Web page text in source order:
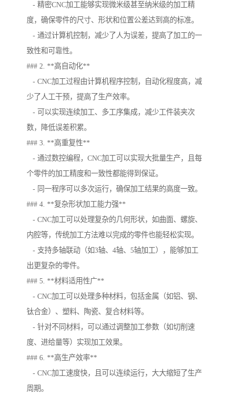
- 精密CNC加工能够实现微米级甚至纳米级的加工精
度，确保零件的尺寸、形状和位置公差达到高的标准。
- 通过计算机控制，减少了人为误差，提高了加工的一
致性和可靠性。
### 2. **高自动化**
- CNC加工过程由计算机程序控制，自动化程度高，减
少了人工干预，提高了生产效率。
- 可以实现连续加工、多工序集成，减少工件装夹次
数，降低误差积累。
### 3. **高重复性**
- 通过数控编程，CNC加工可以实现大批量生产，且每
个零件的加工精度和一致性都能得到保证。
- 同一程序可以多次运行，确保加工结果的高度一致。
### 4. **复杂形状加工能力强**
- CNC加工可以处理复杂的几何形状，如曲面、螺旋、
内腔等，传统加工方法难以完成的零件也能轻松实现。
- 支持多轴联动（如3轴、4轴、5轴加工），能够加工
出更复杂的零件。
### 5. **材料适用性广**
- CNC加工可以处理多种材料，包括金属（如铝、钢、
钛合金）、塑料、陶瓷、复合材料等。
- 针对不同材料，可以通过调整加工参数（如切削速
度、进给量等）实现加工效果。
### 6. **高生产效率**
- CNC加工速度快，且可以连续运行，大大缩短了生产
周期。